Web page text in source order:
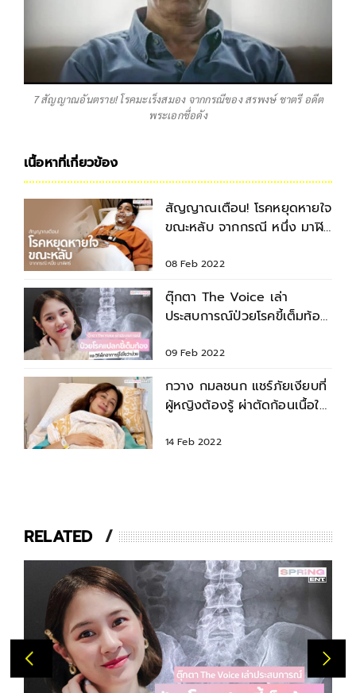
7 สัญญาณอันตราย! โรคมะเร็งสมอง จากกรณีของ สรพงษ์ ชาตรี อดีต
พระเอกชื่อดัง
เนื้อหาที่เกี่ยวข้อง
สัญญาณเตือน! โรคหยุดหายใจ
ขณะหลับ จากกรณี หนึ่ง มาฬิ
08 Feb 2022
ตุ๊กตา The Voice เล่า
ประสบการณ์ป่วยโรคขี้เต็มท้อง
09 Feb 2022
กวาง กมลชนก แชร์ภัยเงียบที่
ผู้หญิงต้องรู้ ผ่าตัดก้อนเนื้อใน
14 Feb 2022
RELATED